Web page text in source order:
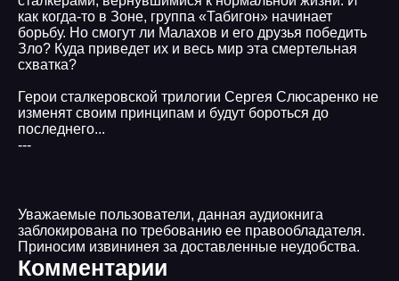
как когда-то в Зоне, группа «Табигон» начинает
борьбу. Но смогут ли Малахов и его друзья победить
Зло? Куда приведет их и весь мир эта смертельная
схватка?
Герои сталкеровской трилогии Сергея Слюсаренко не
изменят своим принципам и будут бороться до
последнего...
---
Уважаемые пользователи, данная аудиокнига
заблокирована по требованию ее правообладателя.
Приносим извининея за доставленные неудобства.
Комментарии